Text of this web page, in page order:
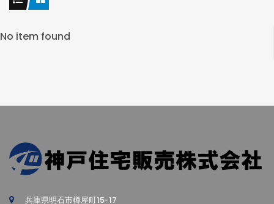
No item found
兵庫県明石市樽屋町15-17